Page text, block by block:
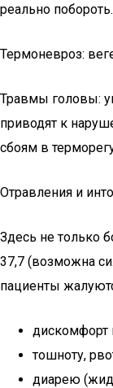
реально побороть.
Термоневроз:
Травмы головы:
приводят к
сбоям в
Отравления и
Здесь не только
37,7 (возможна
пациенты
дискомфорт
тошноту,
диарею